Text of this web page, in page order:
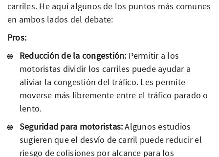
carriles. He aquí algunos de los puntos más comunes
en ambos lados del debate:
Pros:
Reducción de la congestión: Permitir a los
motoristas dividir los carriles puede ayudar a
aliviar la congestión del tráfico. Les permite
moverse más libremente entre el tráfico parado o
lento.
Seguridad para motoristas:Algunos estudios
sugieren que el desvío de carril puede reducir el
riesgo de colisiones por alcance para los